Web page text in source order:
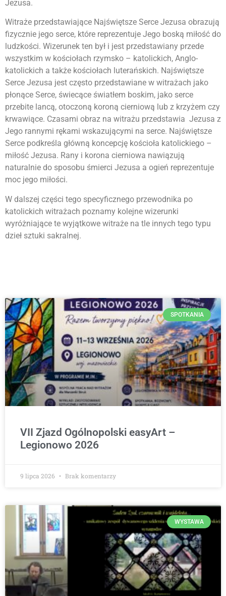
Jezusa.
Witraże przedstawiające Najświętsze Serce Jezusa obrazują
fizycznie jego serce, które reprezentuje Jego boską miłość do
ludzkości. Wizerunek ten był i jest przedstawiany przede
wszystkim w kościołach rzymsko – katolickich, Anglo-
katolickich a także kościołach luterańskich. Najświętsze
Serce Jezusa jest często przedstawiane w witrażach jako
płonące Serce, świecące światłem boskim, jako serce
przebite lancą, otoczoną koroną cierniową lub z krzyżem czy
krwawiące. Czasami obraz na witrażu przedstawia Jezusa z
Jego rannymi rękami wskazującymi na serce. Najświętsze
Serce podkreśla główną koncepcję kościoła katolickiego –
miłość Jezusa. Rany i korona cierniowa nawiązują
naturalnie do sposobu śmierci Jezusa a ogień reprezentuje
moc jego miłości.
W dalszej części tego specyficznego przewodnika po
katolickich witrażach poznamy kolejne wizerunki
wyróżniające te wyjątkowe witraże na tle innych tego typu
dzieł sztuki sakralnej.
SPOTKANIA
VII Zjazd Ogólnopolski easyArt –
Legionowo 2026
9 lipca 2026 Brak komentarzy
WYSTAWA